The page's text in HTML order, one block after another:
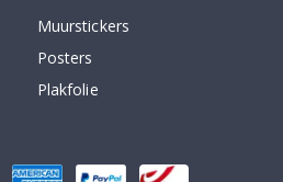
Muurstickers
Posters
Plakfolie